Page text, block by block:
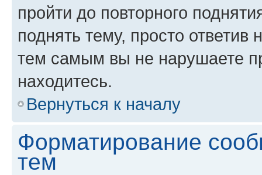
пройти до повторного
поднять тему, просто ответив
тем самым вы не нарушаете
находитесь.
Вернуться к началу
Форматирование
тем